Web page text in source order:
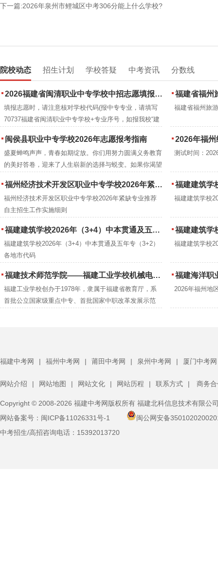
下一篇:2026年泉州市鲤城区中考306分能上什么学校?
院校动态 招生计划 学校答疑 中考资讯 分数线
2026福建省闽清职业中专学校中招志愿填报指南
填报志愿时，请注意核对学校代码(报中专专业，请填写
70737福建省闽清职业中专学校+专业序号，如报我校“建
大专专业，请填写与我校联办的高校学校代码及学校+我
校的联办的专业对应的专业序号(代码)及名称。
福建省福州旅
福建省福州旅
闽侯县职业中专学校2026年志愿报考指南
盛夏蝉鸣声声，青春如期绽放。你们用努力圆满义务教育
的美好答卷，迎来了人生崭新的选择与蜕变。如果你渴望
校，便是你的理想之选、圆梦之地。
2026年福州经济
测试时间：
福州经济技术开发区职业中专学校2026年紧缺专业推荐自主招生工作实施细则
福州经济技术开发区职业中专学校2026年紧缺专业推荐
自主招生工作实施细则
福建建筑学
福建建筑学校
福建建筑学校2026年（3+4）中本贯通及五年专（3+2）各地市代码
福建建筑学校2026年（3+4）中本贯通及五年专（3+2）
各地市代码
福建建筑学
福建建筑学校
福建技术师范学院——福建工业学校机械电子工程专业中职本科“3+4”贯通培养招生
福建工业学校创办于1978年，隶属于福建省教育厅，系
首批公立国家级重点中专、首批国家中职改革发展示范
福建海洋职业技
2026年福州地
福建中考网 | 福州中考网 | 莆田中考网 | 泉州中考网 | 厦门中考网
网站介绍 | 网站地图 | 网站文化 | 网站历程 | 联系方式 | 商务
Copyright © 2008-2026 福建中考网版权所有 福建北科信息技术有限公
网站备案号： 闽ICP备11026331号-1
闽公网安备
中考招生/高招咨询电话： 15392013720